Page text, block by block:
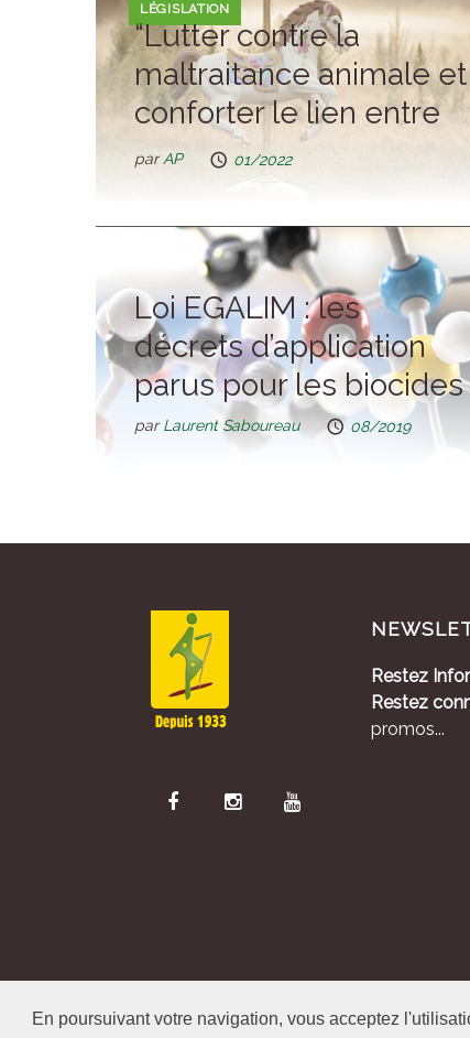
En poursuivant votre navigation, vous acceptez
LÉGISLATION
“Lutter contre la
maltraitance animale et
conforter le lien entre
les animaux et les
hommes”. Que dit la loi
du 30 nov 2021 ?
parAP 01/2022
Loi EGALIM : les
décrets d’application
parus pour les biocides
parLaurent Saboureau 08/2019
Restez
Restez
promos...
Alliance